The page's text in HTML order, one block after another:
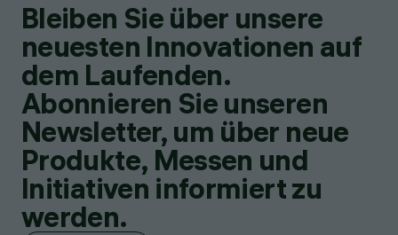
Bleiben Sie über unsere
neuesten Innovationen auf
dem Laufenden.
Abonnieren Sie unseren
Newsletter, um über neue
Produkte, Messen und
Initiativen informiert zu
werden.